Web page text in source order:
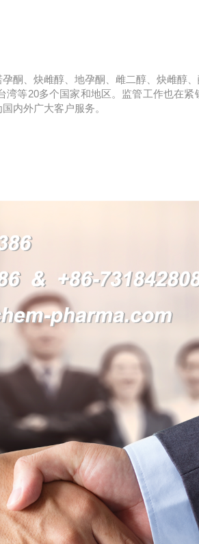
酮、炔雌醇、地孕酮、雌二醇、炔雌醇
等20多个国家和地区。监管工作也在
内外广大客户服务。